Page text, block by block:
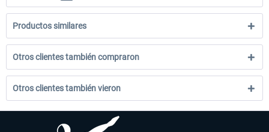
Productos similares
Otros clientes también compraron
Otros clientes también vieron